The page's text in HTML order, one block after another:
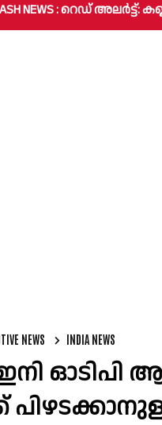
സംസ്ഥാനത്ത് അതിതീവ്ര
NEWS INDIA NEWS
ഓടിപി